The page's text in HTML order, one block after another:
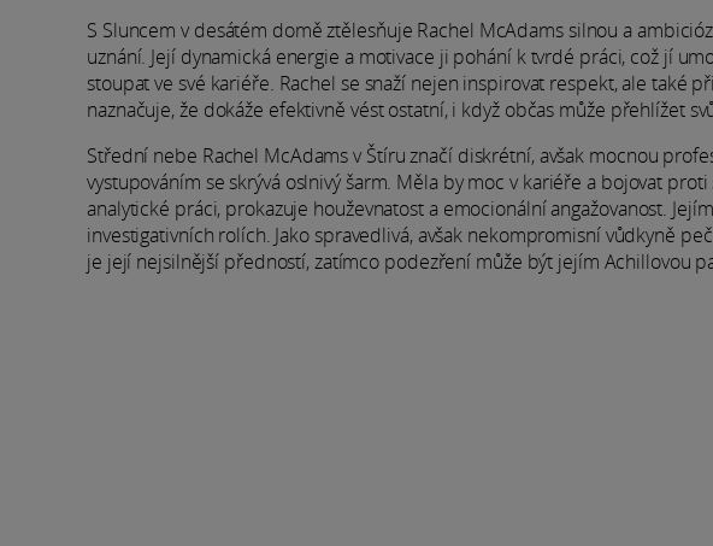
S Sluncem v desátém domě ztělesňuje Rachel McAdams silnou a
uznání. Její dynamická energie a motivace ji pohání k tvrdé práci, což jí
stoupat ve své kariéře. Rachel se snaží nejen inspirovat respekt, ale také
naznačuje, že dokáže efektivně vést ostatní, i když občas může přehlížet
Střední nebe Rachel McAdams v Štíru značí diskrétní, avšak mocnou
vystupováním se skrývá oslnivý šarm. Měla by moc v kariéře a bojovat
analytické práci, prokazuje houževnatost a emocionální angažovanost.
investigativních rolích. Jako spravedlivá, avšak nekompromisní vůdkyně
je její nejsilnější předností, zatímco podezření může být jejím Achillovou